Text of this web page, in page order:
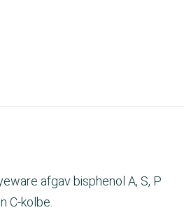
afgav bisphenol A, S, P
C-kolbe.